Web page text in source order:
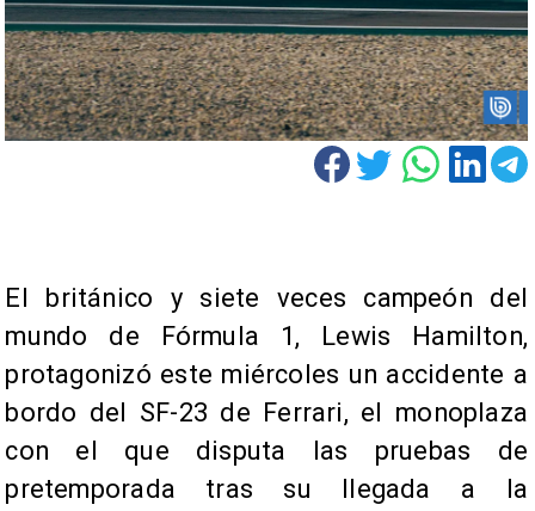
El británico y siete veces campeón del
mundo de Fórmula 1, Lewis Hamilton,
protagonizó este miércoles un accidente a
bordo del SF-23 de Ferrari, el monoplaza
con el que disputa las pruebas de
pretemporada tras su llegada a la